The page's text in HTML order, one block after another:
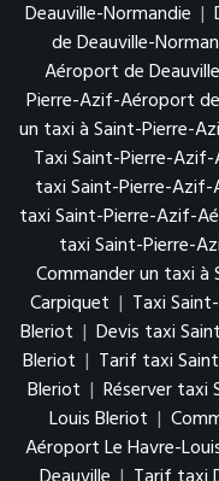
Deauville-Normandie |
de Deauville-
Aéroport de
Pierre-Azif-Aéroport
un taxi à Saint-Pierre-
Taxi Saint-Pierre-
taxi Saint-Pierre-
taxi Saint-Pierre-Azif-
taxi Saint-Pierre-
Commander un taxi
Carpiquet | Taxi
Bleriot | Devis taxi
Bleriot | Tarif taxi
Bleriot | Réserver taxi
Louis Bleriot |
Aéroport Le Havre-